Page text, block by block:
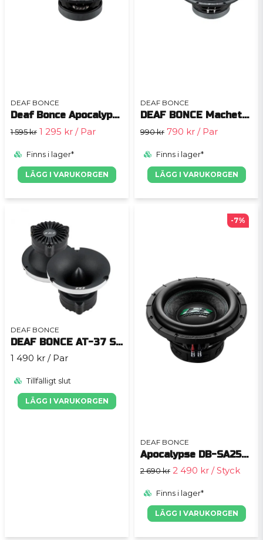
DEAF BONCE
Deaf Bonce Apocalypse M61SE PRO
1 595 kr 1 295 kr / Par
Finns i lager*
LÄGG I VARUKORGEN
DEAF BONCE
DEAF BONCE Machete Fight 80 midbass
990 kr 790 kr / Par
Finns i lager*
LÄGG I VARUKORGEN
DEAF BONCE
DEAF BONCE AT-37 Sport
1 490 kr / Par
Tillfälligt slut
LÄGG I VARUKORGEN
DEAF BONCE
Apocalypse DB-SA252D1
2 690 kr 2 490 kr / Styck
Finns i lager*
LÄGG I VARUKORGEN
-7%